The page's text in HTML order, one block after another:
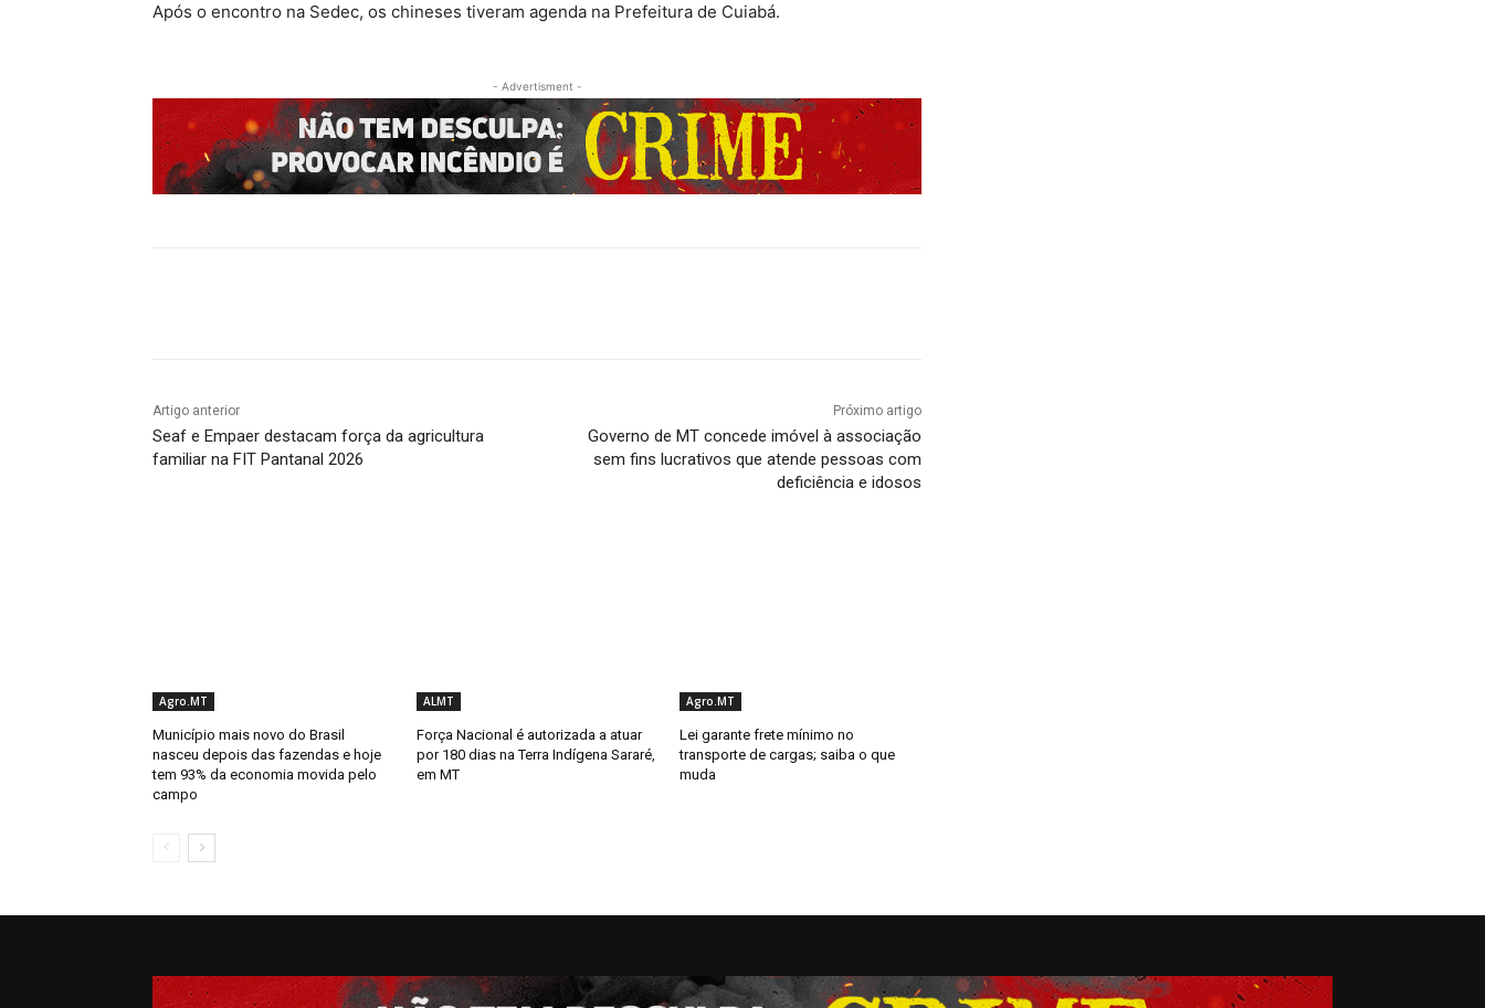
Após o encontro na Sedec, os chineses tiveram agenda na Prefeitura de Cuiabá.
- Advertisment -
Artigo anterior
Seaf e Empaer destacam força da agricultura
familiar na FIT Pantanal 2026
Próximo artigo
Governo de MT concede imóvel à associação
sem fins lucrativos que atende pessoas com
deficiência e idosos
Agro.MT
Município mais novo do Brasil
nasceu depois das fazendas e hoje
tem 93% da economia movida pelo
campo
ALMT
Força Nacional é autorizada a atuar
por 180 dias na Terra Indígena Sararé,
em MT
Agro.MT
Lei garante frete mínimo no
transporte de cargas; saiba o que
muda